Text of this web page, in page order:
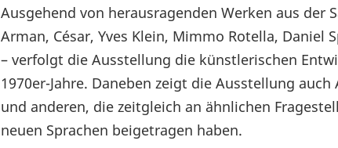
Ausgehend von herausragenden Werken aus
Arman, César, Yves Klein, Mimmo Rotella, Daniel
– verfolgt die Ausstellung die künstlerischen
1970er-Jahre. Daneben zeigt die Ausstellung
und anderen, die zeitgleich an ähnlichen
neuen Sprachen beigetragen haben.